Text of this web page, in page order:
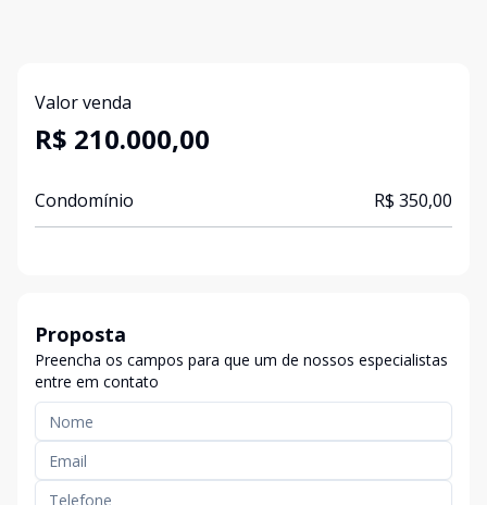
Valor venda
R$ 210.000,00
Condomínio R$ 350,00
Proposta
Preencha os campos para que um de nossos especialistas
entre em contato